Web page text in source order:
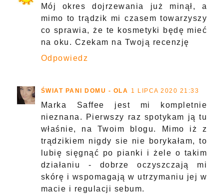
Mój okres dojrzewania już minął, a
mimo to trądzik mi czasem towarzyszy
co sprawia, że te kosmetyki będę mieć
na oku. Czekam na Twoją recenzję
Odpowiedz
ŚWIAT PANI DOMU - OLA 1 LIPCA 2020 21:33
Marka Saffee jest mi kompletnie
nieznana. Pierwszy raz spotykam ją tu
właśnie, na Twoim blogu. Mimo iż z
trądzikiem nigdy sie nie borykałam, to
lubię sięgnąć po pianki i żele o takim
działaniu - dobrze oczyszczają mi
skórę i wspomagają w utrzymaniu jej w
macie i regulacji sebum.